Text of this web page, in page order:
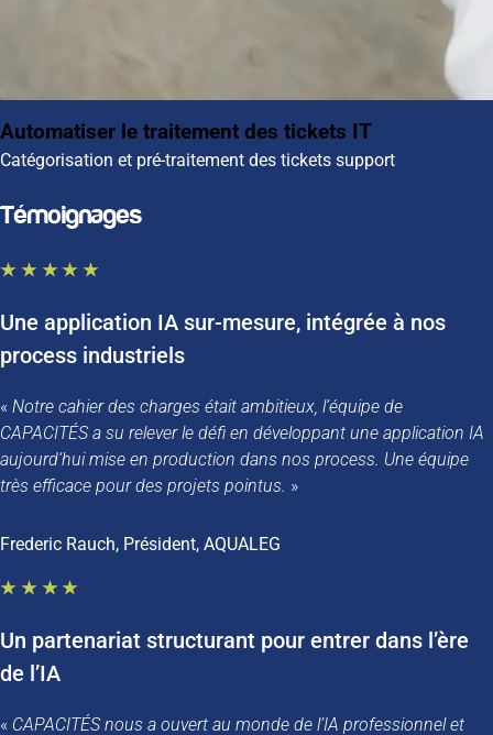
Automatiser le traitement des tickets IT
Catégorisation et pré-traitement des tickets support
Témoignages
★★★★★
Une application IA sur-mesure, intégrée à nos
process industriels
« Notre cahier des charges était ambitieux, l’équipe de
CAPACITÉS a su relever le défi en développant une application IA
aujourd’hui mise en production dans nos process. Une équipe
très efficace pour des projets pointus. »
Frederic Rauch, Président, AQUALEG
★★★★
Un partenariat structurant pour entrer dans l’ère
de l’IA
« CAPACITÉS nous a ouvert au monde de l’IA professionnel et